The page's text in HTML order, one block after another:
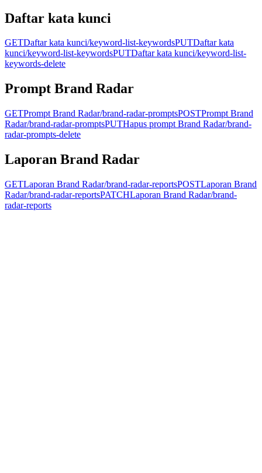
Daftar kata kunci
GETDaftar kata kunci/keyword-list-keywordsPUTDaftar kata
kunci/keyword-list-keywordsPUTDaftar kata kunci/keyword-list-
keywords-delete
Prompt Brand Radar
GETPrompt Brand Radar/brand-radar-promptsPOSTPrompt Brand
Radar/brand-radar-promptsPUTHapus prompt Brand Radar/brand-
radar-prompts-delete
Laporan Brand Radar
GETLaporan Brand Radar/brand-radar-reportsPOSTLaporan Brand
Radar/brand-radar-reportsPATCHLaporan Brand Radar/brand-
radar-reports